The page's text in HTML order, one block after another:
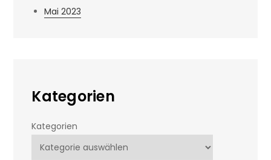
Mai 2023
Kategorien
Kategorien